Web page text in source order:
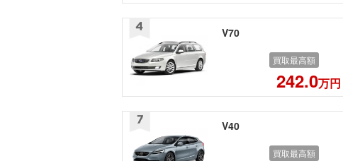
V70
買取最高額
242.0万円
V40
買取最高額